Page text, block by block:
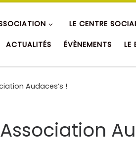
LE CENTRE
ACTUALITÉS ÉVÈNEMENTS LE
Audaces’s !